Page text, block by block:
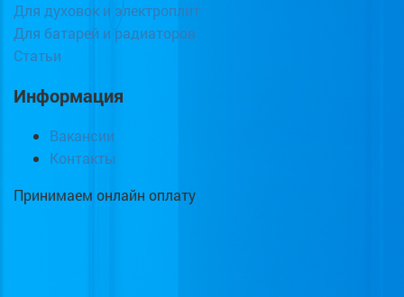
Для духовок и электроплит
Для батарей и радиаторов
Статьи
Информация
Вакансии
Контакты
Принимаем онлайн оплату